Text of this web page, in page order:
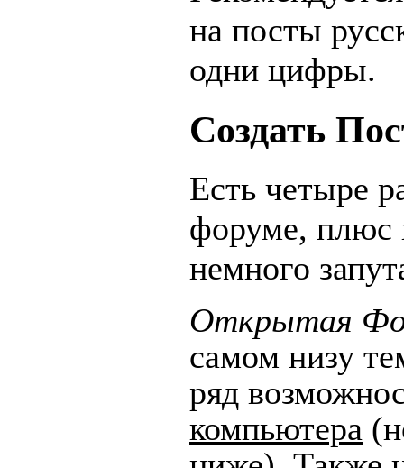
на посты
одни цифры.
Создать
Есть четыре
форуме, плюс
немного
Открытая
самом низу
ряд
компьютера